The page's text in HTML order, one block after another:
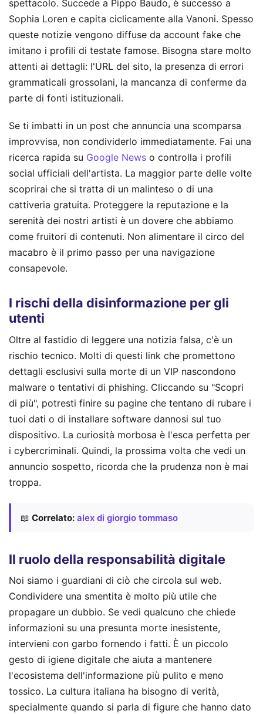
spettacolo. Succede a Pippo Baudo, è successo a
Sophia Loren e capita ciclicamente alla Vanoni. Spesso
queste notizie vengono diffuse da account fake che
imitano i profili di testate famose. Bisogna stare molto
attenti ai dettagli: l'URL del sito, la presenza di errori
grammaticali grossolani, la mancanza di conferme da
parte di fonti istituzionali.
Se ti imbatti in un post che annuncia una scomparsa
improvvisa, non condividerlo immediatamente. Fai una
ricerca rapida su Google News o controlla i profili
social ufficiali dell'artista. La maggior parte delle volte
scoprirai che si tratta di un malinteso o di una
cattiveria gratuita. Proteggere la reputazione e la
serenità dei nostri artisti è un dovere che abbiamo
come fruitori di contenuti. Non alimentare il circo del
macabro è il primo passo per una navigazione
consapevole.
I rischi della disinformazione per gli
utenti
Oltre al fastidio di leggere una notizia falsa, c'è un
rischio tecnico. Molti di questi link che promettono
dettagli esclusivi sulla morte di un VIP nascondono
malware o tentativi di phishing. Cliccando su "Scopri
di più", potresti finire su pagine che tentano di rubare i
tuoi dati o di installare software dannosi sul tuo
dispositivo. La curiosità morbosa è l'esca perfetta per
i cybercriminali. Quindi, la prossima volta che vedi un
annuncio sospetto, ricorda che la prudenza non è mai
troppa.
📖 Correlato: alex di giorgio tommaso
Il ruolo della responsabilità digitale
Noi siamo i guardiani di ciò che circola sul web.
Condividere una smentita è molto più utile che
propagare un dubbio. Se vedi qualcuno che chiede
informazioni su una presunta morte inesistente,
intervieni con garbo fornendo i fatti. È un piccolo
gesto di igiene digitale che aiuta a mantenere
l'ecosistema dell'informazione più pulito e meno
tossico. La cultura italiana ha bisogno di verità,
specialmente quando si parla di figure che hanno dato